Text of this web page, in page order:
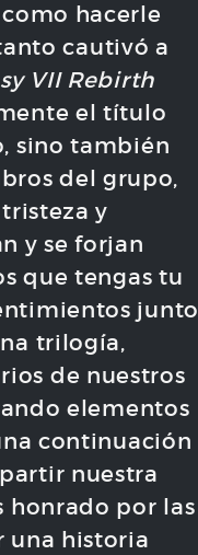
hacerle
cautivó a
VII Rebirth
el título
sino también
del grupo,
y
y se forjan
que tengas tu
junto
trilogía,
de nuestros
elementos
continuación
nuestra
honrado por las
una historia